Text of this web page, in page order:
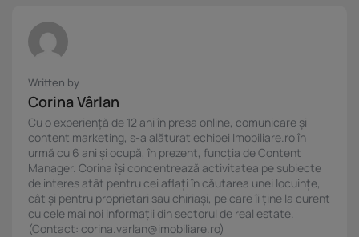
Written by
Corina Vârlan
Cu o experiență de 12 ani în presa online, comunicare și
content marketing, s-a alăturat echipei Imobiliare.ro în
urmă cu 6 ani și ocupă, în prezent, funcția de Content
Manager. Corina își concentrează activitatea pe subiecte
de interes atât pentru cei aflați în căutarea unei locuințe,
cât și pentru proprietari sau chiriași, pe care îi ține la curent
cu cele mai noi informații din sectorul de real estate.
(Contact: corina.varlan@imobiliare.ro)